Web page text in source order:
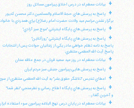
+ بيانات معظم له در درس اخلاق پيرامون مسائل روز
+
پاسخ به پرسش هاي حجة الاسلام والمسلمين دكتر محسن كديور
برگزار نشدن مراسم عيد ولادت حضرت امام رضا(ع) براي همدردي با
+ پاسخ به پرسش هاي پايگاه اينترنتي "موج سبز آزادي"
+
پاسخ به پرسش هاي پايگاه اينترنتي "روزآنلاين"
پاسخ به نامه تظلم خواهي مادر يكي از زندانيان حوادث پس از انتخابات
پاسخ آيت الله العظمي منتظري:
+ بيانات معظم له در روز عيد سعيد قربان در جمع علاقه مندان
+ پاسخ به پرسش هايي پيرامون جنبش سبز مردم ايران
+ اعطاي تنديس "تلاشگر حقوق بشر" به آيت الله العظمي منتظري از
+
پاسخ به پرسش هاي پايگاه اطلاع رساني و نظرسنجي "نظر شما"
و آخرين گفتار...
+ بيانات معظم له در پايان درس نهج البلاغه پيرامون سوء استفاده